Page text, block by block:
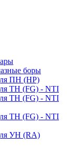
боры
ПН (HP)
ТН (FG) - NTI
ТН (FG) - NTI
ТН (FG) - NTI
УН (RA)